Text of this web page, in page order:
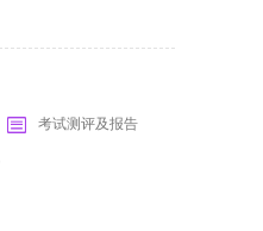
考试测评及报告